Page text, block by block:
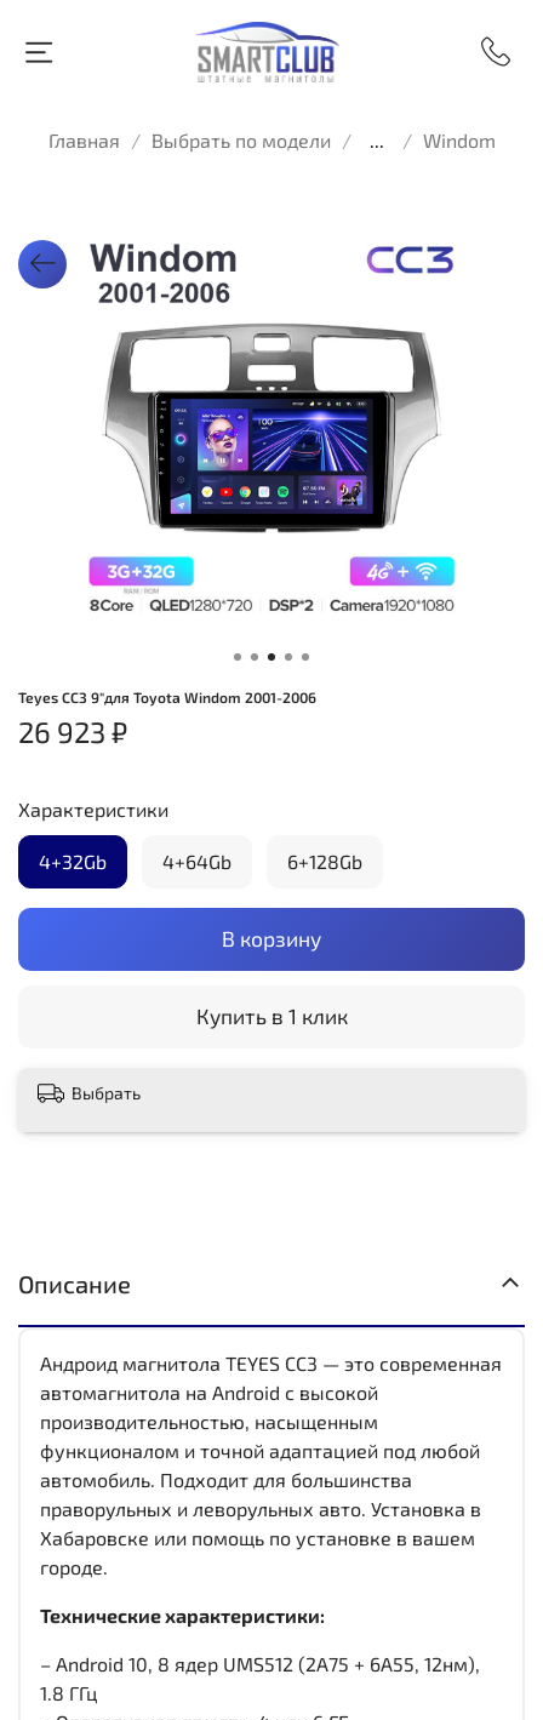
Главная Выбрать по модели ... Windom
Teyes CC3 9"для Toyota Windom 2001-2006
26 923 ₽
В корзину
Купить в 1 клик
Характеристики
4+32Gb 4+64Gb 6+128Gb
Выбрать
Описание
Андроид магнитола TEYES CC3 — это современная
автомагнитола на Android с высокой
производительностью, насыщенным
функционалом и точной адаптацией под любой
автомобиль. Подходит для большинства
праворульных и леворульных авто. Установка в
Хабаровске или помощь по установке в вашем
городе.
Технические характеристики:
– Android 10, 8 ядер UMS512 (2A75 + 6A55, 12нм),
1.8 ГГц